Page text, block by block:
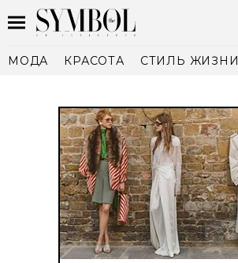
МОДА КРАСОТА СТИЛЬ ЖИЗНИ